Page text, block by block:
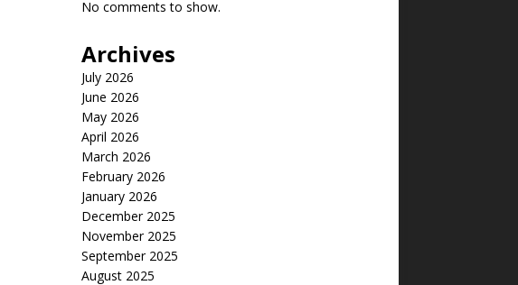
No comments to show.
Archives
July 2026
June 2026
May 2026
April 2026
March 2026
February 2026
January 2026
December 2025
November 2025
September 2025
August 2025